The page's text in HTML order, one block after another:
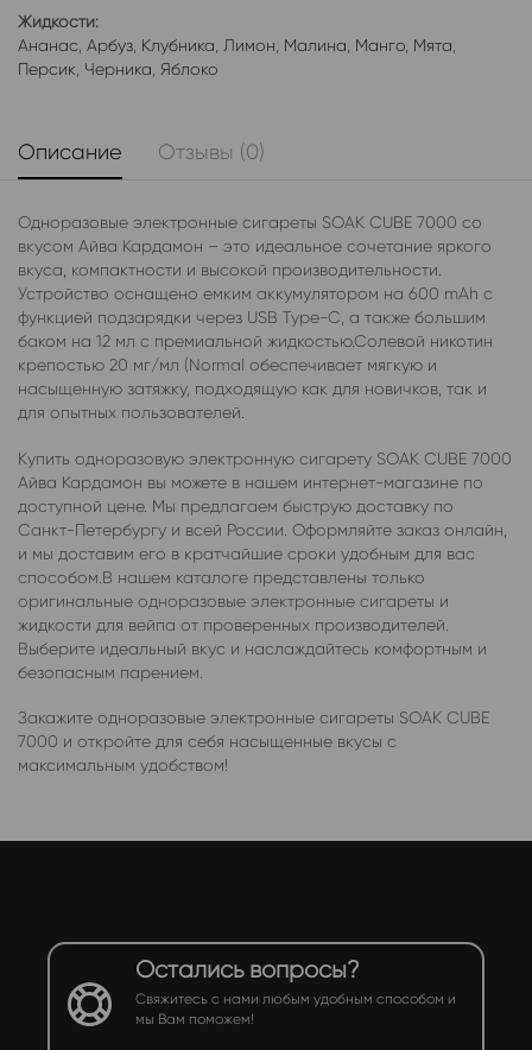
Жидкости:
Ананас Арбуз Клубника Лимон Малина Манго Мята
Персик Черника Яблоко
Описание Отзывы (0)
Одноразовые электронные сигареты SOAK CUBE 7000 со
вкусом Айва Кардамон – это идеальное сочетание яркого
вкуса, компактности и высокой производительности.
Устройство оснащено емким аккумулятором на 600 mAh с
функцией подзарядки через USB Type-C, а также большим
баком на 12 мл с премиальной жидкостью.Солевой никотин
крепостью 20 мг/мл (Normal обеспечивает мягкую и
насыщенную затяжку, подходящую как для новичков, так и
для опытных пользователей.
Купить одноразовую электронную сигарету SOAK CUBE 7000
Айва Кардамон вы можете в нашем интернет-магазине по
доступной цене. Мы предлагаем быструю доставку по
Санкт-Петербургу и всей России. Оформляйте заказ онлайн,
и мы доставим его в кратчайшие сроки удобным для вас
способом.В нашем каталоге представлены только
оригинальные одноразовые электронные сигареты и
жидкости для вейпа от проверенных производителей.
Выберите идеальный вкус и наслаждайтесь комфортным и
безопасным парением.
Закажите одноразовые электронные сигареты SOAK CUBE
7000 и откройте для себя насыщенные вкусы с
максимальным удобством!
Остались вопросы?
Свяжитесь с нами любым удобным способом и
мы Вам поможем!